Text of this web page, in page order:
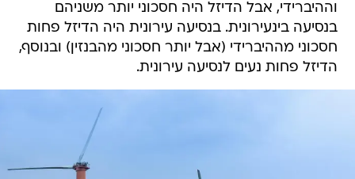
וההיברידי, אבל הדיזל היה חסכוני יותר משניהם
בנסיעה בינעירונית. בנסיעה עירונית היה הדיזל פחות
חסכוני מההיברידי (אבל יותר חסכוני מהבנזין) ובנוסף,
הדיזל פחות נעים לנסיעה עירונית.